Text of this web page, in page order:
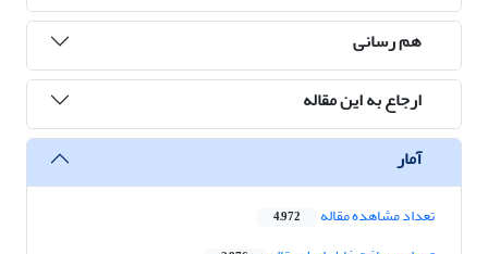
هم رسانی
ارجاع به این مقاله
آمار
تعداد مشاهده مقاله 4,972